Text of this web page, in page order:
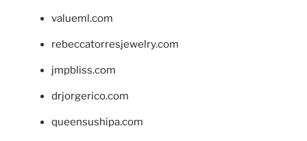
valueml.com
rebeccatorresjewelry.com
jmpbliss.com
drjorgerico.com
queensushipa.com